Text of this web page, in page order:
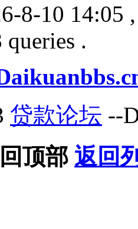
8-10 14:05
queries .
贷款论坛 --
顶部 返回